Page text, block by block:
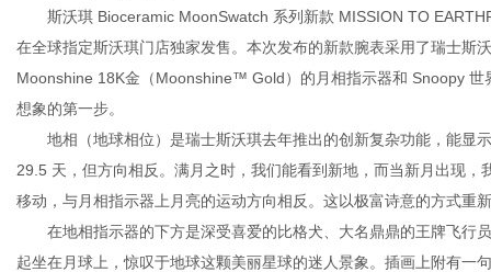
斯沃琪 Bioceramic MoonSwatch 系列新款 MISSION TO
在全球指定斯沃琪门店独家发售。本次发布的新款腕表采用了瑞士斯
Moonshine 18K金（Moonshine™ Gold）的月相指示器和 Snoopy
想象的第一步。
地相（地球相位）是瑞士斯沃琪去年推出的创新复杂功能，能显
29.5 天，但方向相反。满月之时，我们能看到新地，而当新月出现
移动，与月相指示器上月亮的运动方向相反。这以极富诗意的方式重
在地相指示器的下方是深受喜爱的比格犬、大名鼎鼎的王牌飞行
起坐在月球上，惊叹于地球这颗美丽星球的迷人景象。插画上附有一